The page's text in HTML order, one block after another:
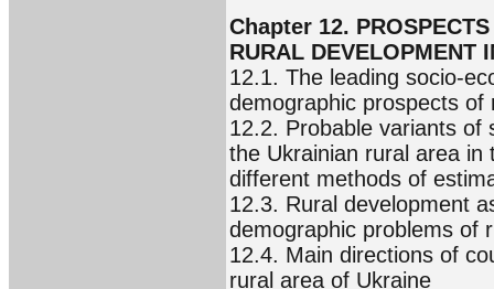
Chapter 12.
RURAL DEVELOPMENT
12.1. The leading socio-
demographic prospects of
12.2. Probable variants of
the Ukrainian rural area
different methods of
12.3. Rural development
demographic problems of
12.4. Main directions of
rural area of Ukraine